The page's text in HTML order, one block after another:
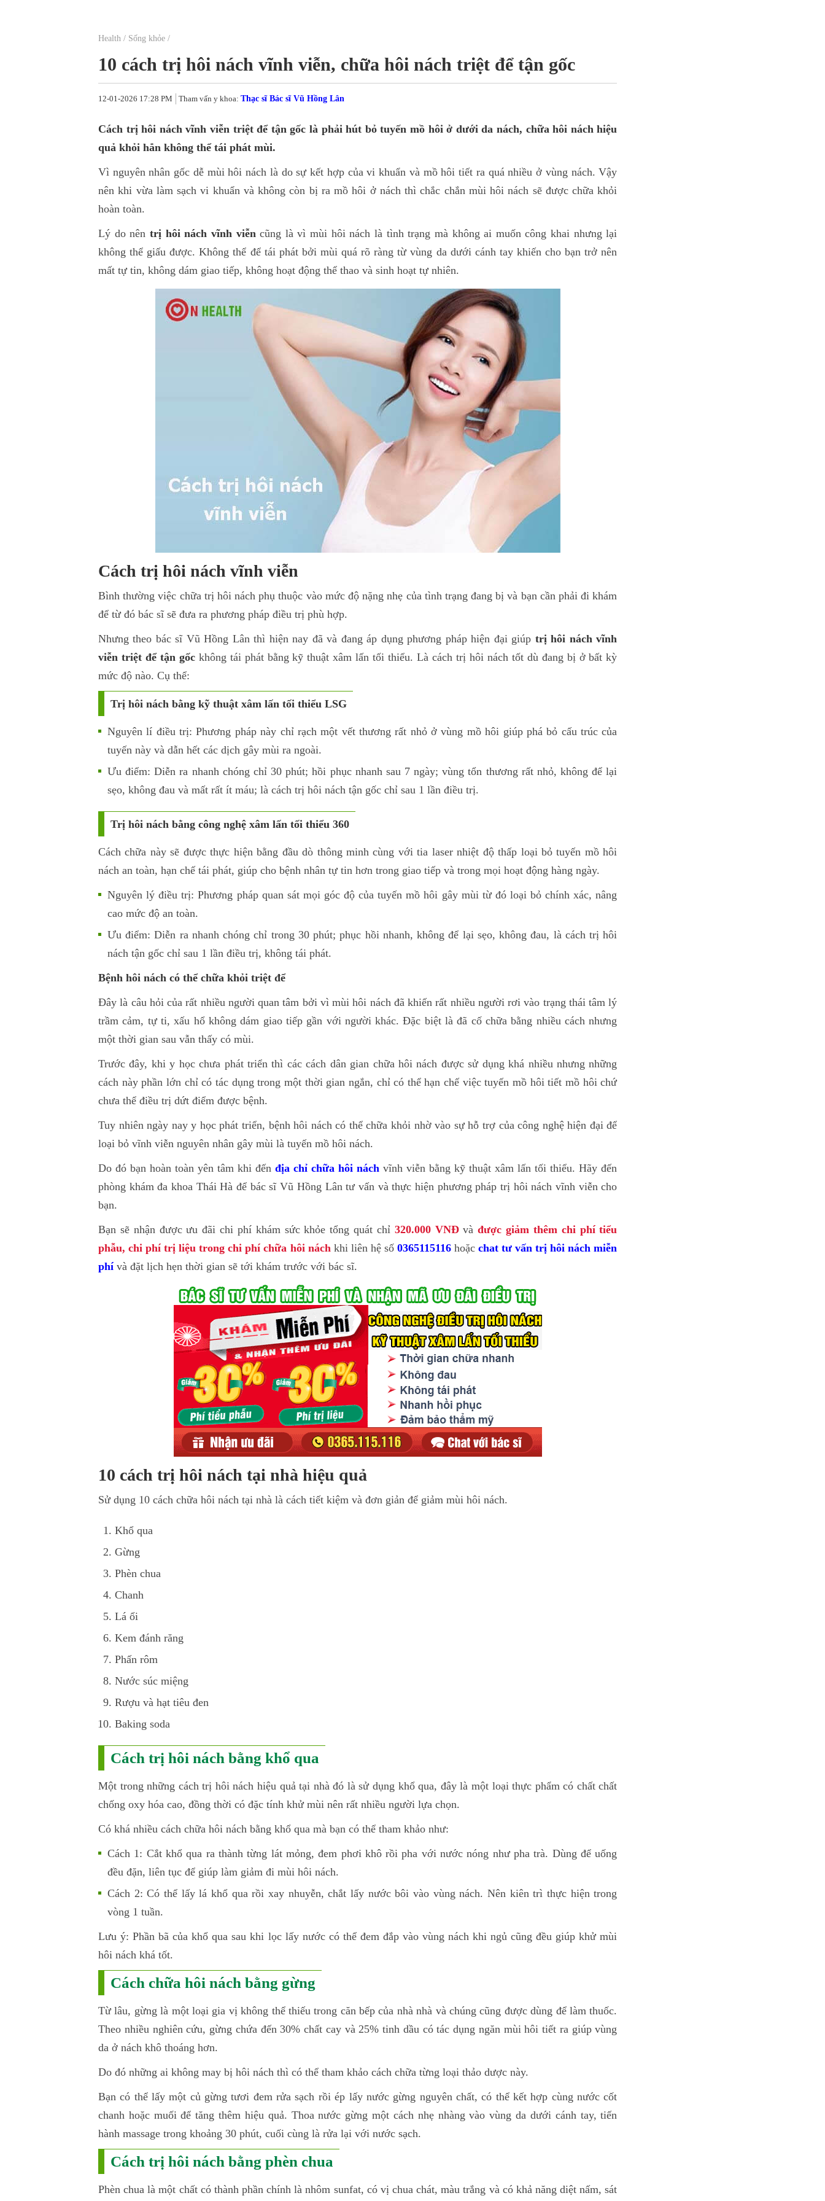
Health / Sống khỏe /
10 cách trị hôi nách vĩnh viễn, chữa hôi nách triệt để tận gốc
12-01-2026 17:28 PM Tham vấn y khoa: Thạc sĩ Bác sĩ Vũ Hồng Lân
Cách trị hôi nách vĩnh viễn triệt để tận gốc là phải hút bỏ tuyến mồ hôi ở dưới da nách, chữa hôi nách hiệu
quả khỏi hẳn không thể tái phát mùi.
Vì nguyên nhân gốc dễ mùi hôi nách là do sự kết hợp của vi khuẩn và mồ hôi tiết ra quá nhiều ở vùng nách. Vậy
nên khi vừa làm sạch vi khuẩn và không còn bị ra mồ hôi ở nách thì chắc chắn mùi hôi nách sẽ được chữa khỏi
hoàn toàn.
Lý do nên trị hôi nách vĩnh viễncũng là vì mùi hôi nách là tình trạng mà không ai muốn công khai nhưng lại
không thể giấu được. Không thể để tái phát bởi mùi quá rõ ràng từ vùng da dưới cánh tay khiến cho bạn trở nên
mất tự tin, không dám giao tiếp, không hoạt động thể thao và sinh hoạt tự nhiên.
Cách trị hôi nách vĩnh viễn
Bình thường việc chữa trị hôi nách phụ thuộc vào mức độ nặng nhẹ của tình trạng đang bị và bạn cần phải đi khám
để từ đó bác sĩ sẽ đưa ra phương pháp điều trị phù hợp.
Nhưng theo bác sĩ Vũ Hồng Lân thì hiện nay đã và đang áp dụng phương pháp hiện đại giúp trị hôi nách vĩnh
viễn triệt để tận gốckhông tái phát bằng kỹ thuật xâm lấn tối thiểu. Là cách trị hôi nách tốt dù đang bị ở bất kỳ
mức độ nào. Cụ thể:
Trị hôi nách bằng kỹ thuật xâm lấn tối thiểu LSG
Nguyên lí điều trị: Phương pháp này chỉ rạch một vết thương rất nhỏ ở vùng mồ hôi giúp phá bỏ cấu trúc của
tuyến này và dẫn hết các dịch gây mùi ra ngoài.
Ưu điểm: Diễn ra nhanh chóng chỉ 30 phút; hồi phục nhanh sau 7 ngày; vùng tổn thương rất nhỏ, không để lại
sẹo, không đau và mất rất ít máu; là cách trị hôi nách tận gốc chỉ sau 1 lần điều trị.
Trị hôi nách bằng công nghệ xâm lấn tối thiểu 360
Cách chữa này sẽ được thực hiện bằng đầu dò thông minh cùng với tia laser nhiệt độ thấp loại bỏ tuyến mồ hôi
nách an toàn, hạn chế tái phát, giúp cho bệnh nhân tự tin hơn trong giao tiếp và trong mọi hoạt động hàng ngày.
Nguyên lý điều trị: Phương pháp quan sát mọi góc độ của tuyến mồ hôi gây mùi từ đó loại bỏ chính xác, nâng
cao mức độ an toàn.
Ưu điểm: Diễn ra nhanh chóng chỉ trong 30 phút; phục hồi nhanh, không để lại sẹo, không đau, là cách trị hôi
nách tận gốc chỉ sau 1 lần điều trị, không tái phát.
Bệnh hôi nách có thể chữa khỏi triệt để
Đây là câu hỏi của rất nhiều người quan tâm bởi vì mùi hôi nách đã khiến rất nhiều người rơi vào trạng thái tâm lý
trầm cảm, tự ti, xấu hổ không dám giao tiếp gần với người khác. Đặc biệt là đã cố chữa bằng nhiều cách nhưng
một thời gian sau vẫn thấy có mùi.
Trước đây, khi y học chưa phát triển thì các cách dân gian chữa hôi nách được sử dụng khá nhiều nhưng những
cách này phần lớn chỉ có tác dụng trong một thời gian ngắn, chỉ có thể hạn chế việc tuyến mồ hôi tiết mồ hôi chứ
chưa thể điều trị dứt điểm được bệnh.
Tuy nhiên ngày nay y học phát triển, bệnh hôi nách có thể chữa khỏi nhờ vào sự hỗ trợ của công nghệ hiện đại để
loại bỏ vĩnh viễn nguyên nhân gây mùi là tuyến mồ hôi nách.
Do đó bạn hoàn toàn yên tâm khi đếnđịa chỉ chữa hôi nách vĩnh viễn bằng kỹ thuật xâm lấn tối thiểu. Hãy đến
phòng khám đa khoa Thái Hà để bác sĩ Vũ Hồng Lân tư vấn và thực hiện phương pháp trị hôi nách vĩnh viễn cho
bạn.
Bạn sẽ nhận được ưu đãi chi phí khám sức khỏe tổng quát chỉ 320.000 VNĐvàđược giảm thêm chi phí tiểu
phẫu, chi phí trị liệu trong chi phí chữa hôi náchkhi liên hệ số 0365115116hoặcchat tư vấn trị hôi nách miễn
phívà đặt lịch hẹn thời gian sẽ tới khám trước với bác sĩ.
10 cách trị hôi nách tại nhà hiệu quả
Sử dụng 10 cách chữa hôi nách tại nhà là cách tiết kiệm và đơn giản để giảm mùi hôi nách.
Khổ qua
Gừng
Phèn chua
Chanh
Lá ổi
Kem đánh răng
Phấn rôm
Nước súc miệng
Rượu và hạt tiêu đen
Baking soda
Cách trị hôi nách bằng khổ qua
Một trong những cách trị hôi nách hiệu quả tại nhà đó là sử dụng khổ qua, đây là một loại thực phẩm có chất chất
chống oxy hóa cao, đồng thời có đặc tính khử mùi nên rất nhiều người lựa chọn.
Có khá nhiều cách chữa hôi nách bằng khổ qua mà bạn có thể tham khảo như:
Cách 1: Cắt khổ qua ra thành từng lát mỏng, đem phơi khô rồi pha với nước nóng như pha trà. Dùng để uống
đều đặn, liên tục để giúp làm giảm đi mùi hôi nách.
Cách 2: Có thể lấy lá khổ qua rồi xay nhuyễn, chắt lấy nước bôi vào vùng nách. Nên kiên trì thực hiện trong
vòng 1 tuần.
Lưu ý: Phần bã của khổ qua sau khi lọc lấy nước có thể đem đắp vào vùng nách khi ngủ cũng đều giúp khử mùi
hôi nách khá tốt.
Cách chữa hôi nách bằng gừng
Từ lâu, gừng là một loại gia vị không thể thiếu trong căn bếp của nhà nhà và chúng cũng được dùng để làm thuốc.
Theo nhiều nghiên cứu, gừng chứa đến 30% chất cay và 25% tinh dầu có tác dụng ngăn mùi hôi tiết ra giúp vùng
da ở nách khô thoáng hơn.
Do đó những ai không may bị hôi nách thì có thể tham khảo cách chữa từng loại thảo dược này.
Bạn có thể lấy một củ gừng tươi đem rửa sạch rồi ép lấy nước gừng nguyên chất, có thể kết hợp cùng nước cốt
chanh hoặc muối để tăng thêm hiệu quả. Thoa nước gừng một cách nhẹ nhàng vào vùng da dưới cánh tay, tiến
hành massage trong khoảng 30 phút, cuối cùng là rửa lại với nước sạch.
Cách trị hôi nách bằng phèn chua
Phèn chua là một chất có thành phần chính là nhôm sunfat, có vị chua chát, màu trắng và có khả năng diệt nấm, sát